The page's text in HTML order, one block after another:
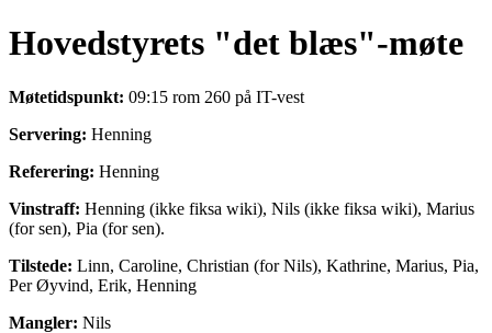
Hovedstyrets "det blæs"-møte
Møtetidspunkt: 09:15 rom 260 på IT-vest
Servering: Henning
Referering: Henning
Vinstraff: Henning (ikke fiksa wiki), Nils (ikke fiksa wiki), Marius
(for sen), Pia (for sen).
Tilstede: Linn, Caroline, Christian (for Nils), Kathrine, Marius, Pia,
Per Øyvind, Erik, Henning
Mangler: Nils